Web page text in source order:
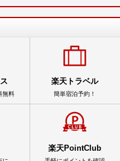
無料
楽天トラベル
簡単宿泊予約！
楽天PointClub